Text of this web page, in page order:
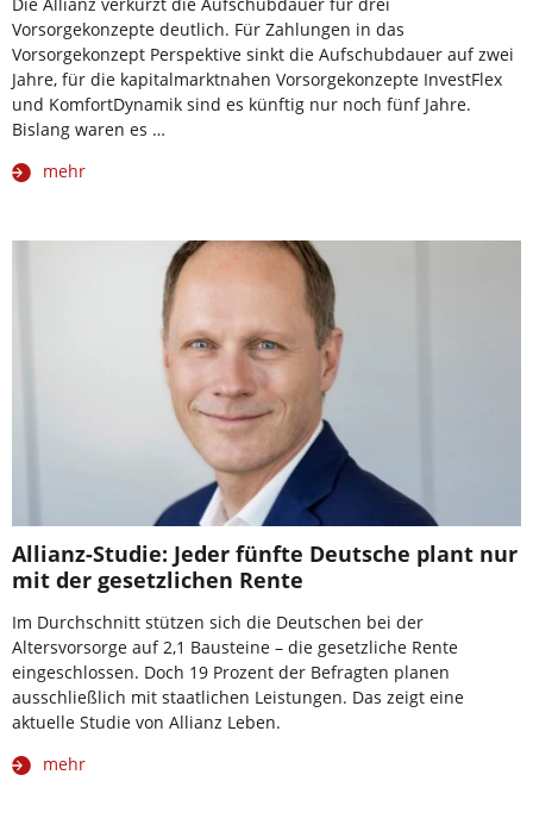
Vorsorgekonzepte deutlich. Für Zahlungen in das
Vorsorgekonzept Perspektive sinkt die Aufschubdauer auf zwei
Jahre, für die kapitalmarktnahen Vorsorgekonzepte InvestFlex
und KomfortDynamik sind es künftig nur noch fünf Jahre.
Bislang waren es …
mehr
Allianz-Studie: Jeder fünfte Deutsche plant nur
mit der gesetzlichen Rente
Im Durchschnitt stützen sich die Deutschen bei der
Altersvorsorge auf 2,1 Bausteine – die gesetzliche Rente
eingeschlossen. Doch 19 Prozent der Befragten planen
ausschließlich mit staatlichen Leistungen. Das zeigt eine
aktuelle Studie von Allianz Leben.
mehr